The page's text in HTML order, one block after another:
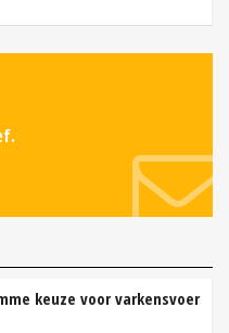
keuze voor varkensvoer